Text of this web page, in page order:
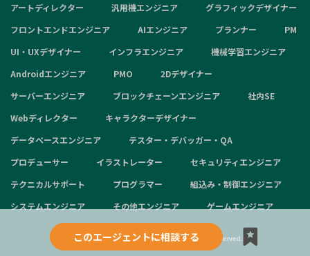
このエージェントに相談する
アートディレクター
汎用機エンジニア
グラフィックデザイナー
フロントエンドエンジニア
AIエンジニア プランナー
PM
UI・UXデザイナー
インフラエンジニア
機械学習エンジニア
Androidエンジニア
PMO
2Dデザイナー
サーバーエンジニア
ブロックチェーンエンジニア
社内SE
Webディレクター
キャラクターデザイナー
データベースエンジニア
テスター・デバッガー・QA
プロデューサー
イラストレーター
セキュリティエンジニア
テクニカルサポート
プログラマー
組込み・制御エンジニア
システムエンジニア
その他エンジニア ゲームエンジニア
Copyright © 2024 aggregation inc. All Rights Reserved.